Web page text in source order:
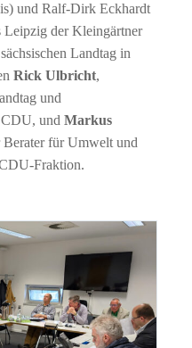
und Ralf-Dirk Eckhardt
Leipzig der Kleingärtner
Landtag in
Rick Ulbricht,
und
und Markus
Berater für Umwelt und
Fraktion.